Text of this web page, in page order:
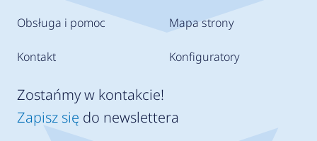
Obsługa i pomoc
Kontakt
Mapa strony
Konfiguratory
Zostańmy w kontakcie!
Zapisz się do newslettera